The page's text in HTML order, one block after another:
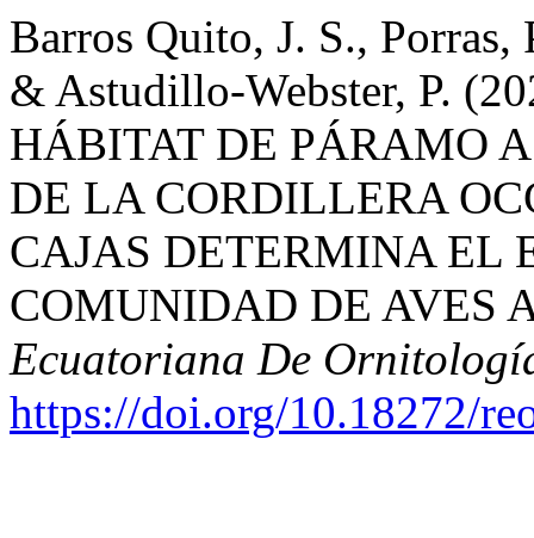
Barros Quito, J. S.,
& Astudillo-Webster, P.
HÁBITAT DE PÁRAMO
DE LA CORDILLERA
CAJAS DETERMINA EL
COMUNIDAD DE AVES
Ecuatoriana De
https://doi.org/10.18272/